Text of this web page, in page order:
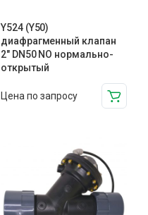
Y524 (Y50)
диафрагменный клапан
2″ DN50 NO нормально-
открытый
Цена по запросу